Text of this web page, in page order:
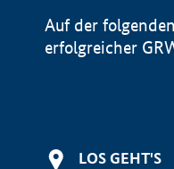
Auf der
erfolgreicher
LOS GEHT'S